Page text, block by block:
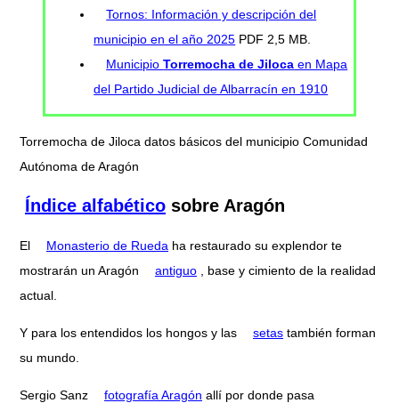
Tornos: Información y descripción del
municipio en el año 2025 PDF 2,5 MB.
MunicipioTorremocha de Jiloca en Mapa
del Partido Judicial de Albarracín en 1910
Torremocha de Jiloca datos básicos del municipio Comunidad
Autónoma de Aragón
Índice alfabético sobre Aragón
El Monasterio de Rueda ha restaurado su explendor te
mostrarán un Aragón
antiguo , base y cimiento de la realidad
actual.
Y para los entendidos los hongos y las setas también forman
su mundo.
Sergio Sanz fotografía Aragón allí por donde pasa